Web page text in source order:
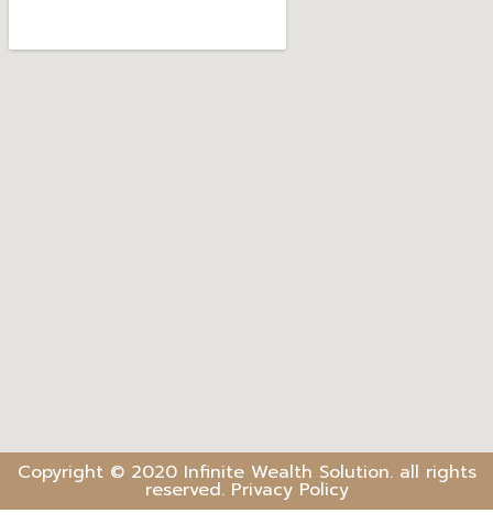
Copyright © 2020 Infinite Wealth Solution. all rights
reserved. Privacy Policy